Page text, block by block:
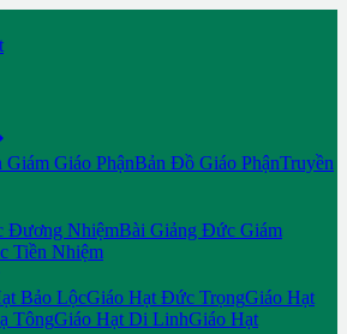

Giám Giáo PhậnBản Đồ Giáo PhậnTruyền
Đương NhiệmBài Giảng Đức Giám
Tiền Nhiệm
Bảo LộcGiáo Hạt Đức TrọngGiáo Hạt
TôngGiáo Hạt Di LinhGiáo Hạt